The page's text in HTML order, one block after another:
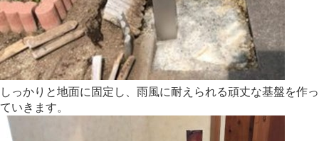
しっかりと地面に固定し、雨風に耐えられる頑丈な基盤を作っ
ていきます。